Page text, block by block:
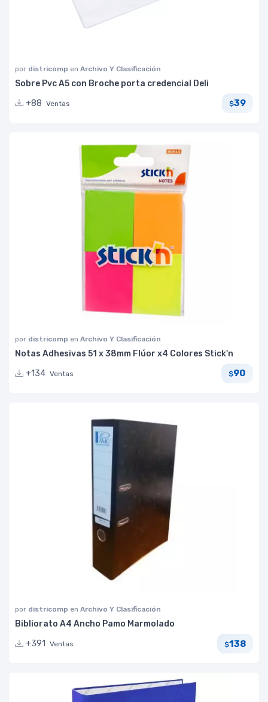
por districomp en Archivo Y Clasificación
Sobre Pvc A5 con Broche porta credencial Deli
+88 Ventas $39
por districomp en Archivo Y Clasificación
Notas Adhesivas 51 x 38mm Flúor x4 Colores Stick'n
+134 Ventas $90
por districomp en Archivo Y Clasificación
Bibliorato A4 Ancho Pamo Marmolado
+391
Ventas $138